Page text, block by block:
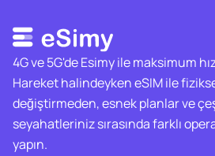
4G ve 5G'de Esimy ile maksimum
Hareket halindeyken eSIM ile
değiştirmeden, esnek planlar ve
seyahatleriniz sırasında farklı
yapın.